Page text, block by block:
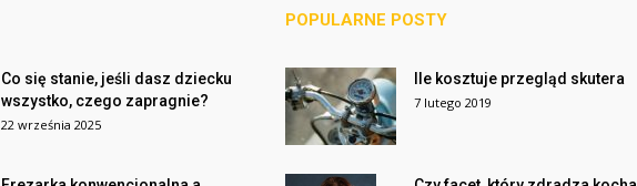
Co się stanie, jeśli dasz dziecku
wszystko, czego zapragnie?
22 września 2025
POPULARNE POSTY
Ile kosztuje przegląd skutera
7 lutego 2019